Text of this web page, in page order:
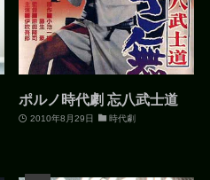
ポルノ時代劇 忘八武士道
2010年8月29日 時代劇